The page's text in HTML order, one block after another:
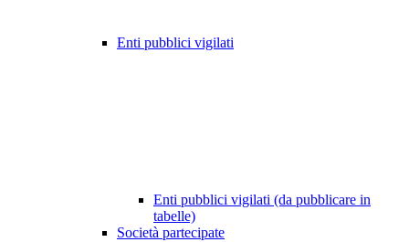
Enti pubblici vigilati
Enti pubblici vigilati (da pubblicare in
tabelle)
Società partecipate